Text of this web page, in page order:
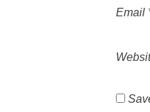
Email